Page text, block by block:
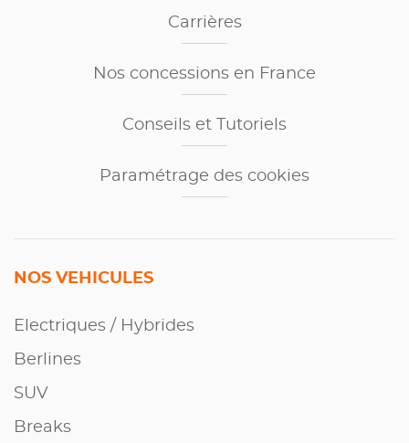
Carrières
Nos concessions en France
Conseils et Tutoriels
Paramétrage des cookies
NOS VEHICULES
Electriques / Hybrides
Berlines
SUV
Breaks